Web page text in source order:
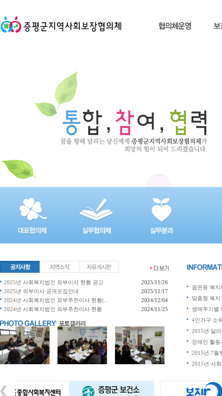
2025년 사회복지법인 외부이사 현황 공고
2025/11/26
2025년 외부이사 공개모집안내
2025/11/17
2024년 사회복지법인 외부추천이사 현황(...
2024/12/04
2024년 사회복지법인 외부추천이사 현황
2024/11/25
읍면동 복
맞춤형 복지
생애주기별
4인가구 소
2015년 달
장애인 활
2015년 7월
2015년 사